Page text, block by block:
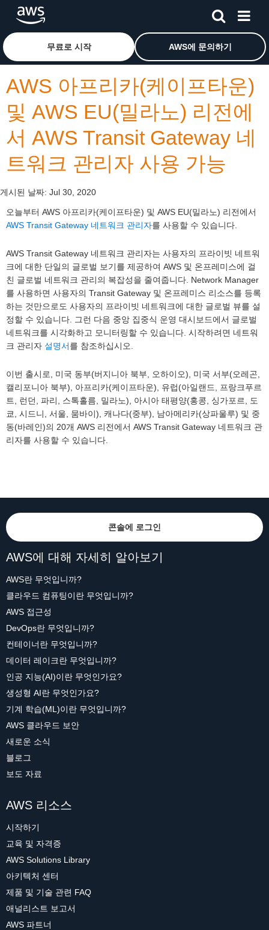
메인 콘텐츠로 건너뛰기Amazon Web Services 홈 페이지로 돌아가려면 여기를 클
무료로 시작 AWS에 문의하기
AWS 아프리카(케이프타운)
및 AWS EU(밀라노) 리전에
서 AWS Transit Gateway 네
트워크 관리자 사용 가능
게시된 날짜: Jul 30, 2020
오늘부터 AWS 아프리카(케이프타운) 및 AWS EU(밀라노) 리전에서
AWS Transit Gateway 네트워크 관리자를 사용할 수 있습니다.
AWS Transit Gateway 네트워크 관리자는 사용자의 프라이빗 네트워
크에 대한 단일의 글로벌 보기를 제공하여 AWS 및 온프레미스에 걸
친 글로벌 네트워크 관리의 복잡성을 줄여줍니다. Network Manager
를 사용하면 사용자의 Transit Gateway 및 온프레미스 리소스를 등록
하는 것만으로도 사용자의 프라이빗 네트워크에 대한 글로벌 뷰를 설
정할 수 있습니다. 그런 다음 중앙 집중식 운영 대시보드에서 글로벌
네트워크를 시각화하고 모니터링할 수 있습니다. 시작하려면 네트워
크 관리자 설명서를 참조하십시오.
이번 출시로, 미국 동부(버지니아 북부, 오하이오), 미국 서부(오레곤,
캘리포니아 북부), 아프리카(케이프타운), 유럽(아일랜드, 프랑크푸르
트, 런던, 파리, 스톡홀름, 밀라노), 아시아 태평양(홍콩, 싱가포르, 도
쿄, 시드니, 서울, 뭄바이), 캐나다(중부), 남아메리카(상파울루) 및 중
동(바레인)의 20개 AWS 리전에서 AWS Transit Gateway 네트워크 관
리자를 사용할 수 있습니다.
콘솔에 로그인
AWS에 대해 자세히 알아보기
AWS란 무엇입니까?
클라우드 컴퓨팅이란 무엇입니까?
AWS 접근성
DevOps란 무엇입니까?
컨테이너란 무엇입니까?
데이터 레이크란 무엇입니까?
인공 지능(AI)이란 무엇인가요?
생성형 AI란 무엇인가요?
기계 학습(ML)이란 무엇입니까?
AWS 클라우드 보안
새로운 소식
블로그
보도 자료
AWS 리소스
시작하기
교육 및 자격증
AWS Solutions Library
아키텍처 센터
제품 및 기술 관련 FAQ
애널리스트 보고서
AWS 파트너